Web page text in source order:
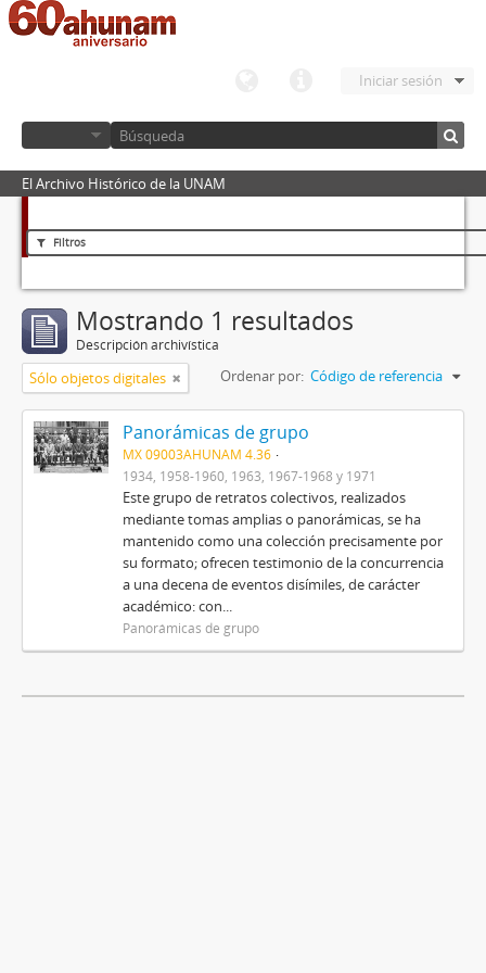
Iniciar sesión
El Archivo Histórico de la UNAM
Filtros
Mostrando 1 resultados
Descripción archivística
Sólo objetos digitales Ordenar por: Código de referencia
Panorámicas de grupo
MX 09003AHUNAM 4.36
1934, 1958-1960, 1963, 1967-1968 y 1971
Este grupo de retratos colectivos, realizados
mediante tomas amplias o panorámicas, se ha
mantenido como una colección precisamente por
su formato; ofrecen testimonio de la concurrencia
a una decena de eventos disímiles, de carácter
académico: con...
Panorámicas de grupo